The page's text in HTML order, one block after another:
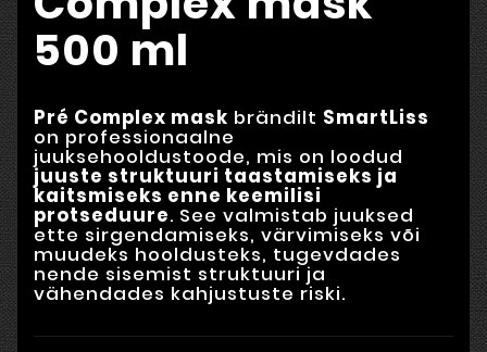
500 ml
Pré Complex mask brändilt SmartLiss
on professionaalne
juuksehooldustoode, mis on loodud
juuste struktuuri taastamiseks ja
kaitsmiseks enne keemilisi
protseduure. See valmistab juuksed
ette sirgendamiseks, värvimiseks või
muudeks hooldusteks, tugevdades
nende sisemist struktuuri ja
vähendades kahjustuste riski.